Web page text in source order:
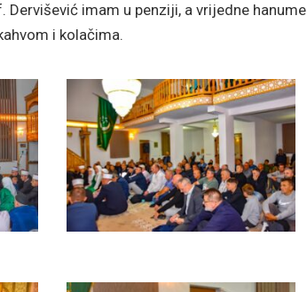
imam u penziji, a vrijedne hanume
i kolačima.